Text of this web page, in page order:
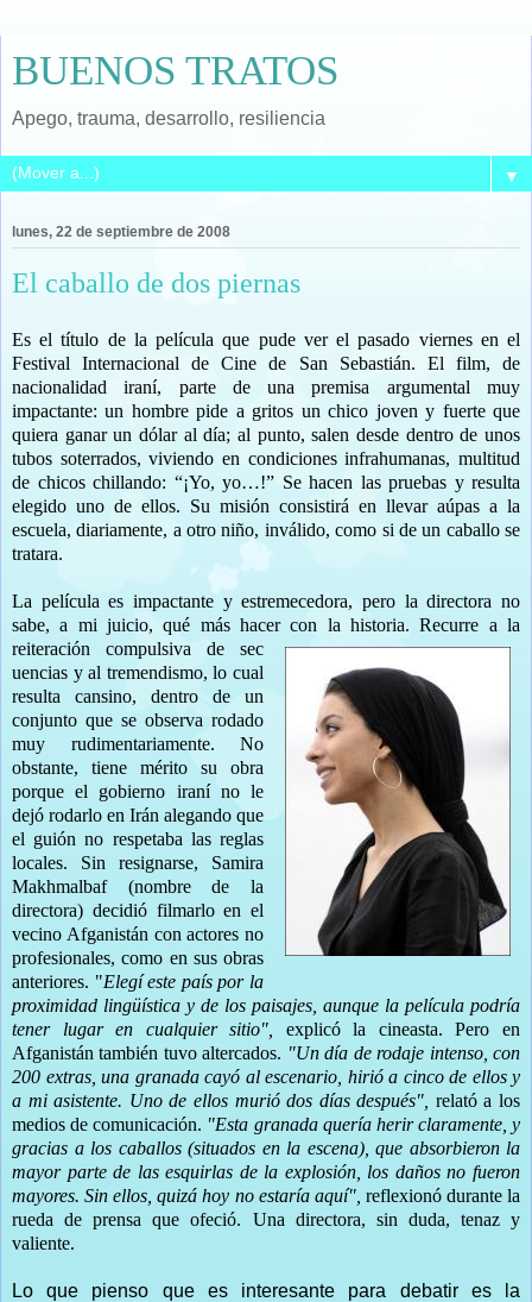
BUENOS TRATOS
Apego, trauma, desarrollo, resiliencia
▼
lunes, 22 de septiembre de 2008
El caballo de dos piernas
Es el título de la película que pude ver el pasado viernes en el
Festival Internacional de Cine de San Sebastián. El film, de
nacionalidad iraní, parte de una premisa argumental muy
impactante: un hombre pide a gritos un chico joven y fuerte que
quiera ganar un dólar al día; al punto, salen desde dentro de unos
tubos soterrados, viviendo en condiciones infrahumanas, multitud
de chicos chillando: “¡Yo, yo…!” Se hacen las pruebas y resulta
elegido uno de ellos. Su misión consistirá en llevar aúpas a la
escuela, diariamente, a otro niño, inválido, como si de un caballo se
tratara.
La película es impactante y estremecedora, pero la directora no
sabe, a mi juicio, qué más hacer con la historia. Recurre a la
reiteración compulsiva de sec
uencias y al tremendismo, lo cual
resulta cansino, dentro de un
conjunto que se observa rodado
muy rudimentariamente. No
obstante, tiene mérito su obra
porque el gobierno iraní no le
dejó rodarlo en Irán alegando que
el guión no respetaba las reglas
locales. Sin resignarse, Samira
Makhmalbaf (nombre de la
directora) decidió filmarlo en el
vecino Afganistán con actores no
profesionales, como en sus obras
anteriores. "Elegí este país por la
proximidad lingüística y de los paisajes, aunque la película podría
tener lugar en cualquier sitio",
explicó la cineasta. Pero en
Afganistán también tuvo altercados. "Un día de rodaje intenso, con
200 extras, una granada cayó al escenario, hirió a cinco de ellos y
a mi asistente. Uno de ellos murió dos días después", relató a los
medios de comunicación. "Esta granada quería herir claramente, y
gracias a los caballos (situados en la escena), que absorbieron la
mayor parte de las esquirlas de la explosión, los daños no fueron
mayores. Sin ellos, quizá hoy no estaría aquí", reflexionó durante la
rueda de prensa que ofeció. Una directora, sin duda, tenaz y
valiente.
Lo que pienso que es interesante para debatir es la